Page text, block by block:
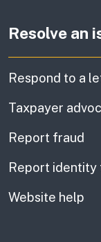
Resolve an
Respond to a
Taxpayer
Report fraud
Report identity
Website help